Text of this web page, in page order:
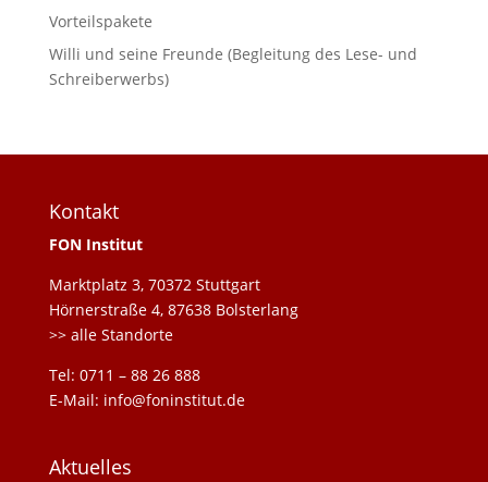
Vorteilspakete
Willi und seine Freunde (Begleitung des Lese- und
Schreiberwerbs)
Kontakt
FON Institut
Marktplatz 3, 70372 Stuttgart
Hörnerstraße 4, 87638 Bolsterlang
>> alle Standorte
Tel: 0711 – 88 26 888
E-Mail: info@foninstitut.de
Aktuelles